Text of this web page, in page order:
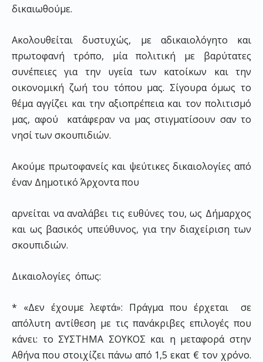
δικαιωθούμε.
Ακολουθείται δυστυχώς, με αδικαιολόγητο και
πρωτοφανή τρόπο, μία πολιτική με βαρύτατες
συνέπειες για την υγεία των κατοίκων και την
οικονομική ζωή του τόπου μας. Σίγουρα όμως το
θέμα αγγίζει και την αξιοπρέπεια και τον πολιτισμό
μας, αφού κατάφεραν να μας στιγματίσουν σαν το
νησί των σκουπιδιών.
Ακούμε πρωτοφανείς και ψεύτικες δικαιολογίες από
έναν Δημοτικό Άρχοντα που
αρνείται να αναλάβει τις ευθύνες του, ως Δήμαρχος
και ως βασικός υπεύθυνος, για την διαχείριση των
σκουπιδιών.
Δικαιολογίες όπως:
* «Δεν έχουμε λεφτά»: Πράγμα που έρχεται σε
απόλυτη αντίθεση με τις πανάκριβες επιλογές που
κάνει: το ΣΥΣΤΗΜΑ ΣΟΥΚΟΣ και η μεταφορά στην
Αθήνα που στοιχίζει πάνω από 1,5 εκατ € τον χρόνο.